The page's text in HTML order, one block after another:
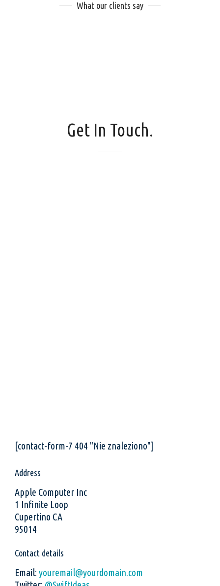
What our clients say
Get In Touch.
[contact-form-7 404 "Nie znaleziono"]
Address
Apple Computer Inc
1 Infinite Loop
Cupertino CA
95014
Contact details
Email: youremail@yourdomain.com